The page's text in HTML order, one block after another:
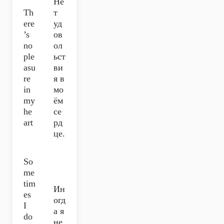
Th
ere
’s
no
ple
asu
re
in
my
he
art
т
уд
ов
ол
ьст
ви
я в
мо
ём
се
рд
це.
So
me
tim
es
I
do
Ин
огд
а я
не